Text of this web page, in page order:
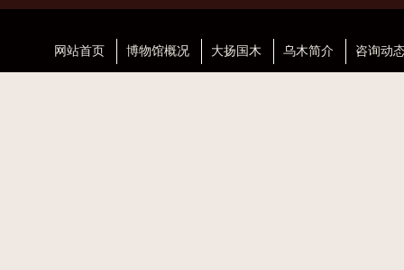
网站首页 博物馆概况 大扬国木 乌木简介 咨询动